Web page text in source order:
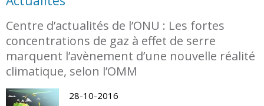
Centre d’actualités de l’ONU : Les fortes
concentrations de gaz à effet de serre
marquent l’avènement d’une nouvelle réalité
climatique, selon l’OMM
28-10-2016